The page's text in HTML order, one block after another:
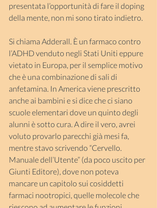
presentata l’opportunità di fare il doping
della mente, non mi sono tirato indietro.
Si chiama Adderall. È un farmaco contro
l’ADHD venduto negli Stati Uniti eppure
vietato in Europa, per il semplice motivo
che è una combinazione di sali di
anfetamina. In America viene prescritto
anche ai bambini e si dice che ci siano
scuole elementari dove un quinto degli
alunni è sotto cura. A dire il vero, avrei
voluto provarlo parecchi già mesi fa,
mentre stavo scrivendo “Cervello.
Manuale dell’Utente” (da poco uscito per
Giunti Editore), dove non poteva
mancare un capitolo sui cosiddetti
farmaci nootropici, quelle molecole che